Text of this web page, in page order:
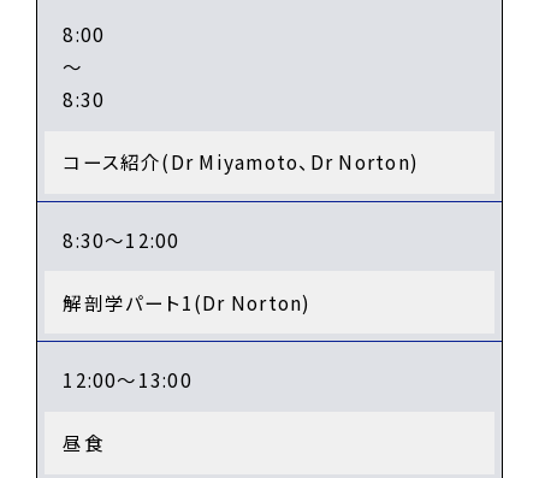
8:00
～
8:30
コース紹介(Dr Miyamoto、Dr Norton)
8:30～12:00
解剖学パート1(Dr Norton)
12:00～13:00
昼食